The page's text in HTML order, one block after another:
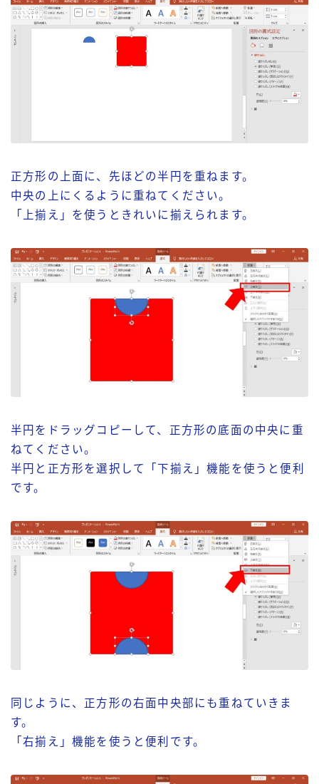
正方形の上面に、先ほどの半円を重ねます。
中央の上にくるように重ねてください。
「上揃え」を使うときれいに揃えられます。
半円をドラッグコピーして、正方形の底面の中央に重
ねてください。
半円と正方形を選択して「下揃え」機能を使うと便利
です。
同じように、正方形の右面中央部にも重ねていきま
す。
「右揃え」機能を使うと便利です。